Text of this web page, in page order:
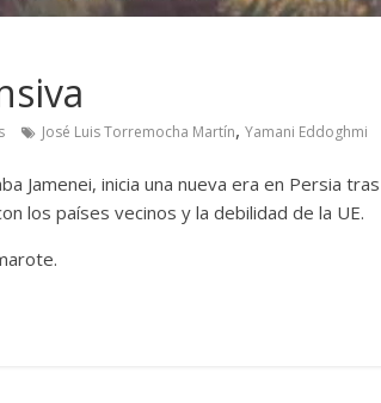
José Luis Torremocha Martín, Yamani Eddoghmi
Jamenei, inicia una nueva era en Persia
los países vecinos y la debilidad de la UE.